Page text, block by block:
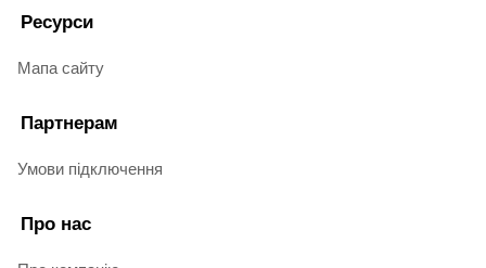
Ресурси
Мапа сайту
Партнерам
Умови підключення
Про нас